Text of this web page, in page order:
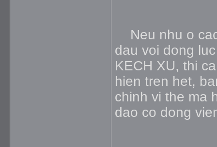
Neu nhu o
dau voi dong
KECH XU, thi
hien tren het,
chinh vi the ma
dao co dong